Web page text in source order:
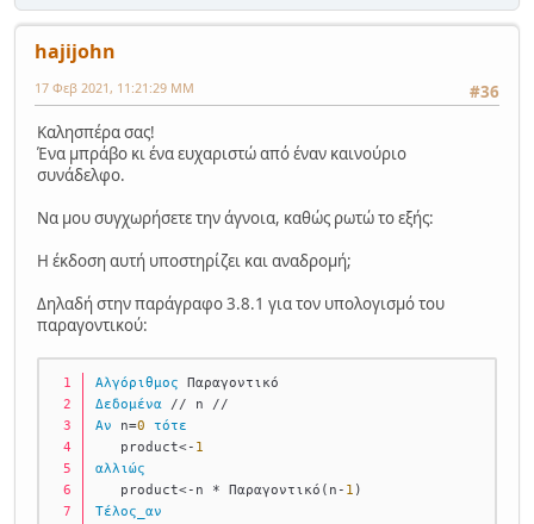
hajijohn
#36
17 Φεβ 2021, 11:21:29 ΜΜ
Καλησπέρα σας!
Ένα μπράβο κι ένα ευχαριστώ από έναν καινούριο
συνάδελφο.
Να μου συγχωρήσετε την άγνοια, καθώς ρωτώ το εξής:
Η έκδοση αυτή υποστηρίζει και αναδρομή;
Δηλαδή στην παράγραφο 3.8.1 για τον υπολογισμό του
παραγοντικού:
Αλγόριθμος Παραγοντικό
Δεδομένα // n //
Αν n=0
τότε
product<- 1
αλλιώς
product<-n * Παραγοντικό(n- 1 )
Τέλος_αν